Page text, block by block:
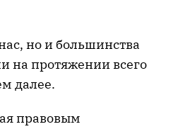
но и большинства
на протяжении всего
далее.
правовым